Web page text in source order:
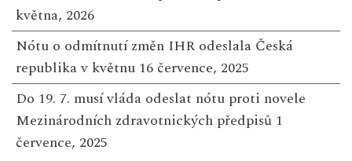
května, 2026
Nótu o odmítnutí změn IHR odeslala Česká
republika v květnu 16 července, 2025
Do 19. 7. musí vláda odeslat nótu proti novele
Mezinárodních zdravotnických předpisů 1
července, 2025